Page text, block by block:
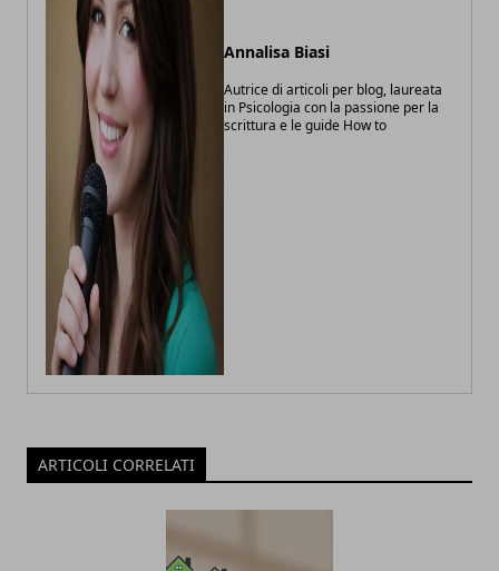
Annalisa Biasi
Autrice di articoli per blog, laureata
in Psicologia con la passione per la
scrittura e le guide How to
ARTICOLI CORRELATI